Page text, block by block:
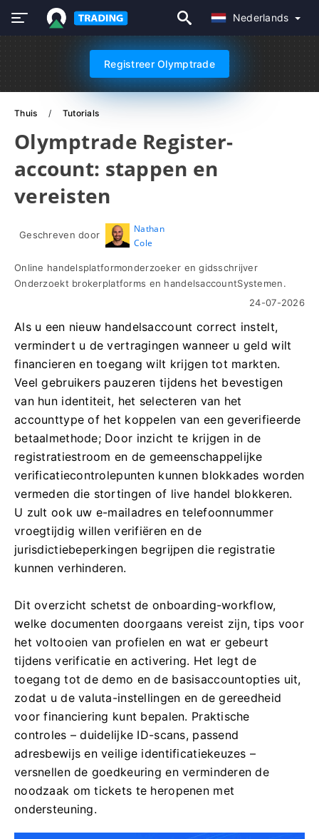
Nederlands
Registreer Olymptrade
Thuis Tutorials
Olymptrade Register-
account: stappen en
vereisten
Geschreven door
Nathan
Cole
Online handelsplatformonderzoeker en gidsschrijver
Onderzoekt brokerplatforms en handelsaccountSystemen.
24-07-2026
Als u een nieuw handelsaccount correct instelt,
vermindert u de vertragingen wanneer u geld wilt
financieren en toegang wilt krijgen tot markten.
Veel gebruikers pauzeren tijdens het bevestigen
van hun identiteit, het selecteren van het
accounttype of het koppelen van een geverifieerde
betaalmethode; Door inzicht te krijgen in de
registratiestroom en de gemeenschappelijke
verificatiecontrolepunten kunnen blokkades worden
vermeden die stortingen of live handel blokkeren.
U zult ook uw e-mailadres en telefoonnummer
vroegtijdig willen verifiëren en de
jurisdictiebeperkingen begrijpen die registratie
kunnen verhinderen.
Dit overzicht schetst de onboarding-workflow,
welke documenten doorgaans vereist zijn, tips voor
het voltooien van profielen en wat er gebeurt
tijdens verificatie en activering. Het legt de
toegang tot de demo en de basisaccountopties uit,
zodat u de valuta-instellingen en de gereedheid
voor financiering kunt bepalen. Praktische
controles – duidelijke ID-scans, passend
adresbewijs en veilige identificatiekeuzes –
versnellen de goedkeuring en verminderen de
noodzaak om tickets te heropenen met
ondersteuning.